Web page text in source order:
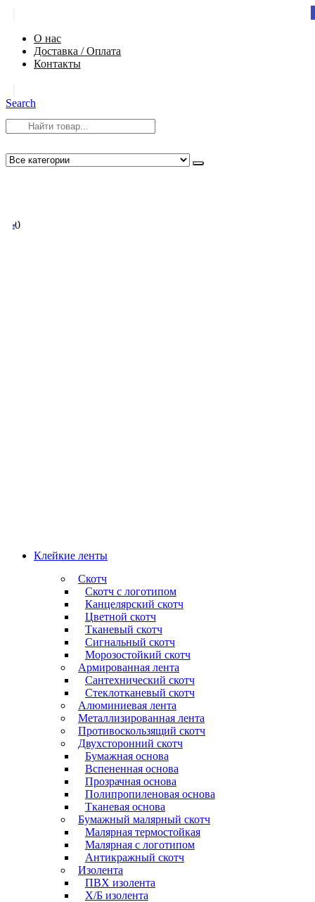
О нас
Доставка / Оплата
Контакты
Search
00
Клейкие ленты
Скотч
Скотч с логотипом
Канцелярский скотч
Цветной скотч
Тканевый скотч
Сигнальный скотч
Морозостойкий скотч
Армированная лента
Сантехнический скотч
Стеклотканевый скотч
Алюминиевая лента
Металлизированная лента
Противоскользящий скотч
Двухсторонний скотч
Бумажная основа
Вспененная основа
Прозрачная основа
Полипропиленовая основа
Тканевая основа
Бумажный малярный скотч
Малярная термостойкая
Малярная с логотипом
Антикражный скотч
Изолента
ПВХ изолента
Х/Б изолента